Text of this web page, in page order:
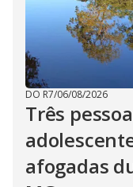
DO R7/06/08/2026
Três
afogadas